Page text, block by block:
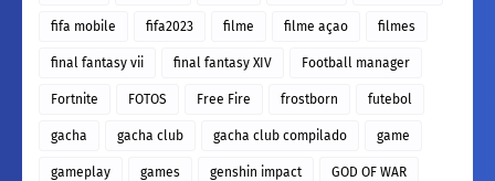
fifa mobile fifa2023 filme filme açao filmes
final fantasy vii final fantasy XIV Football manager
Fortnite FOTOS Free Fire frostborn futebol
gacha gacha club gacha club compilado game
gameplay games genshin impact GOD OF WAR